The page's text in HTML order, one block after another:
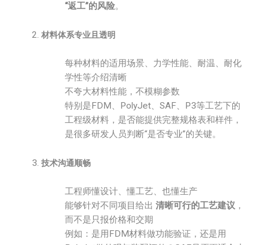
“返工”的风险。
材料体系专业且透明
每种材料的适用场景、力学性能、耐温、耐化
学性等介绍清晰
不夸大材料性能，不模糊参数
特别是FDM、PolyJet、SAF、P3等工艺下的
工程级材料，是否能提供完整规格表和样件，
是很多研发人员判断“是否专业”的关键。
技术沟通顺畅
工程师懂设计、懂工艺、也懂生产
能够针对不同项目给出 清晰可行的工艺建议 ，
而不是只报价格和交期
例如：是用FDM材料做功能验证，还是用